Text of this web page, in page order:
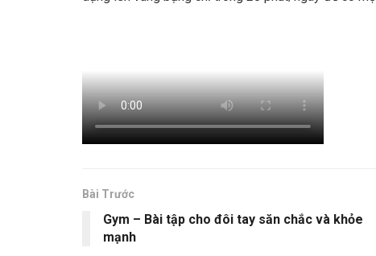
Bài Trước
Gym – Bài tập cho đôi tay săn chắc và khỏe
mạnh